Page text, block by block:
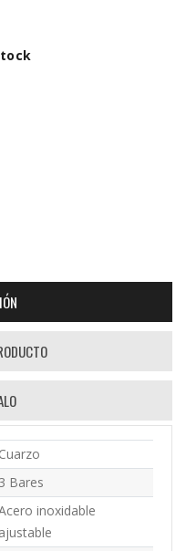
Cuarzo
3 Bares
inoxidable
ajustable